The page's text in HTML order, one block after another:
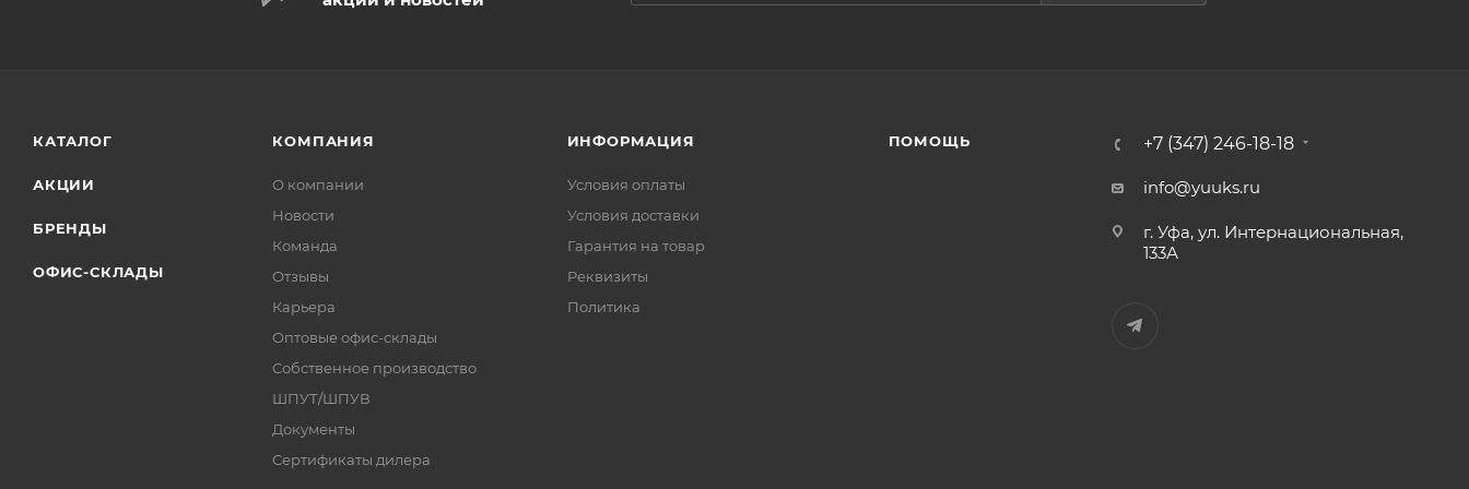
КАТАЛОГ
АКЦИИ
БРЕНДЫ
ОФИС-СКЛАДЫ
КОМПАНИЯ
О компании
Новости
Команда
Отзывы
Карьера
Оптовые офис-склады
Собственное производство
ШПУТ/ШПУВ
Документы
Сертификаты дилера
ИНФОРМАЦИЯ
Условия оплаты
Условия доставки
Гарантия на товар
Реквизиты
Политика
ПОМОЩЬ +7 (347) 246-18-18
info@yuuks.ru
г. Уфа, ул. Интернациональная,
133А